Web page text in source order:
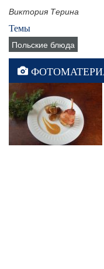
Виктория Терина
Темы
Польские блюда